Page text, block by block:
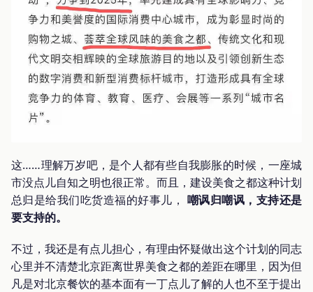
这……理解万岁吧，是个人都有些自我膨胀的时候，一座城
市没点儿自知之明也很正常。而且，建设美食之都这种计划
总归是给我们吃货造福的好事儿， 嘲讽归嘲讽，支持还是
要支持的。
不过，我还是有点儿担心，有理由怀疑做出这个计划的同志
心里并不清楚北京距离世界美食之都的差距在哪里，因为但
凡是对北京餐饮的基本面有一丁点儿了解的人也不至于提出